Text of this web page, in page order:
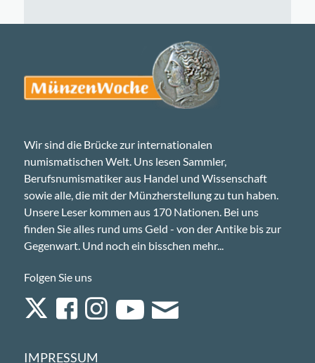
Wir sind die Brücke zur internationalen
numismatischen Welt. Uns lesen Sammler,
Berufsnumismatiker aus Handel und Wissenschaft
sowie alle, die mit der Münzherstellung zu tun haben.
Unsere Leser kommen aus 170 Nationen. Bei uns
finden Sie alles rund ums Geld - von der Antike bis zur
Gegenwart. Und noch ein bisschen mehr...
Folgen Sie uns
IMPRESSUM